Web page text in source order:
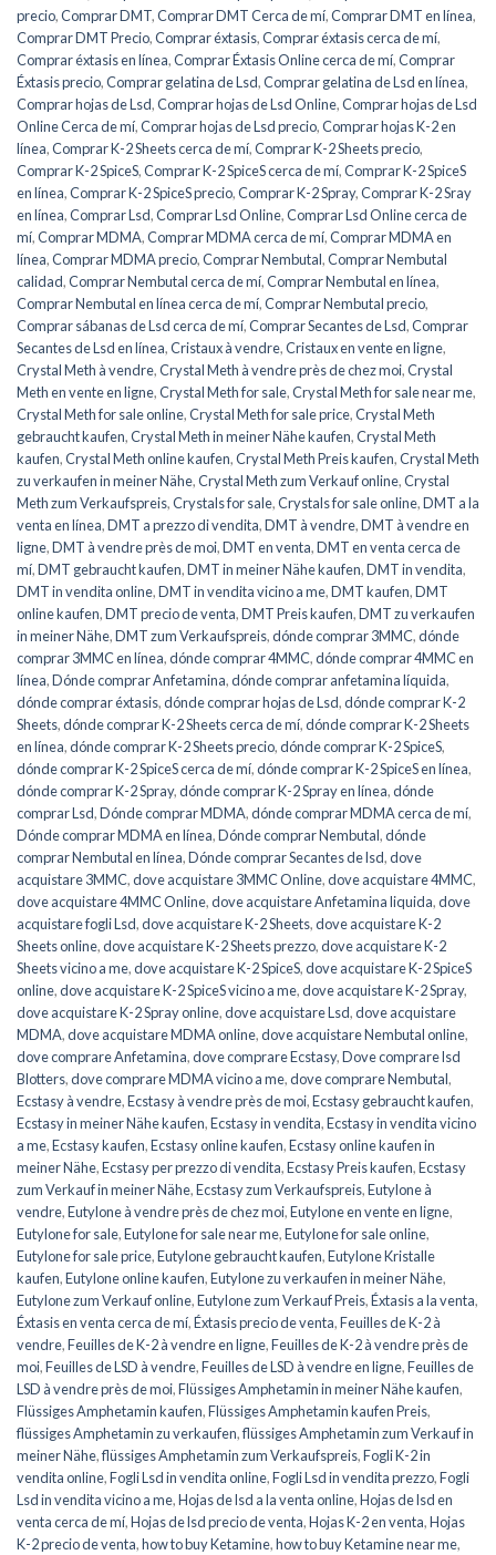
precio,Comprar DMT,Comprar DMT Cerca de mí,Comprar DMT en línea,
Comprar DMT Precio,Comprar éxtasis,Comprar éxtasis cerca de mí,
Comprar éxtasis en línea,Comprar Éxtasis Online cerca de mí,Comprar
Éxtasis precio,Comprar gelatina de Lsd,Comprar gelatina de Lsd en línea,
Comprar hojas de Lsd,Comprar hojas de Lsd Online,Comprar hojas de Lsd
Online Cerca de mí,Comprar hojas de Lsd precio,Comprar hojas K-2 en
línea,Comprar K-2 Sheets cerca de mí,Comprar K-2 Sheets precio,
Comprar K-2 SpiceS,Comprar K-2 SpiceS cerca de mí,Comprar K-2 SpiceS
en línea,Comprar K-2 SpiceS precio,Comprar K-2 Spray,Comprar K-2 Sray
en línea,Comprar Lsd,Comprar Lsd Online,Comprar Lsd Online cerca de
mí,Comprar MDMA,Comprar MDMA cerca de mí,Comprar MDMA en
línea,Comprar MDMA precio,Comprar Nembutal,Comprar Nembutal
calidad,Comprar Nembutal cerca de mí,Comprar Nembutal en línea,
Comprar Nembutal en línea cerca de mí,Comprar Nembutal precio,
Comprar sábanas de Lsd cerca de mí,Comprar Secantes de Lsd,Comprar
Secantes de Lsd en línea,Cristaux à vendre,Cristaux en vente en ligne,
Crystal Meth à vendre,Crystal Meth à vendre près de chez moi,Crystal
Meth en vente en ligne,Crystal Meth for sale,Crystal Meth for sale near me,
Crystal Meth for sale online,Crystal Meth for sale price,Crystal Meth
gebraucht kaufen,Crystal Meth in meiner Nähe kaufen,Crystal Meth
kaufen,Crystal Meth online kaufen,Crystal Meth Preis kaufen,Crystal Meth
zu verkaufen in meiner Nähe,Crystal Meth zum Verkauf online,Crystal
Meth zum Verkaufspreis,Crystals for sale,Crystals for sale online,DMT a la
venta en línea,DMT a prezzo di vendita,DMT à vendre,DMT à vendre en
ligne,DMT à vendre près de moi,DMT en venta,DMT en venta cerca de
mí,DMT gebraucht kaufen,DMT in meiner Nähe kaufen,DMT in vendita,
DMT in vendita online,DMT in vendita vicino a me,DMT kaufen,DMT
online kaufen,DMT precio de venta,DMT Preis kaufen,DMT zu verkaufen
in meiner Nähe,DMT zum Verkaufspreis,dónde comprar 3MMC,dónde
comprar 3MMC en línea,dónde comprar 4MMC,dónde comprar 4MMC en
línea,Dónde comprar Anfetamina,dónde comprar anfetamina líquida,
dónde comprar éxtasis,dónde comprar hojas de Lsd,dónde comprar K-2
Sheets,dónde comprar K-2 Sheets cerca de mí,dónde comprar K-2 Sheets
en línea,dónde comprar K-2 Sheets precio,dónde comprar K-2 SpiceS,
dónde comprar K-2 SpiceS cerca de mí,dónde comprar K-2 SpiceS en línea,
dónde comprar K-2 Spray,dónde comprar K-2 Spray en línea,dónde
comprar Lsd,Dónde comprar MDMA,dónde comprar MDMA cerca de mí,
Dónde comprar MDMA en línea,Dónde comprar Nembutal,dónde
comprar Nembutal en línea,Dónde comprar Secantes de lsd,dove
acquistare 3MMC,dove acquistare 3MMC Online,dove acquistare 4MMC,
dove acquistare 4MMC Online,dove acquistare Anfetamina liquida,dove
acquistare fogli Lsd,dove acquistare K-2 Sheets,dove acquistare K-2
Sheets online,dove acquistare K-2 Sheets prezzo,dove acquistare K-2
Sheets vicino a me,dove acquistare K-2 SpiceS,dove acquistare K-2 SpiceS
online,dove acquistare K-2 SpiceS vicino a me,dove acquistare K-2 Spray,
dove acquistare K-2 Spray online,dove acquistare Lsd,dove acquistare
MDMA,dove acquistare MDMA online,dove acquistare Nembutal online,
dove comprare Anfetamina,dove comprare Ecstasy,Dove comprare lsd
Blotters,dove comprare MDMA vicino a me,dove comprare Nembutal,
Ecstasy à vendre,Ecstasy à vendre près de moi,Ecstasy gebraucht kaufen,
Ecstasy in meiner Nähe kaufen,Ecstasy in vendita,Ecstasy in vendita vicino
a me,Ecstasy kaufen,Ecstasy online kaufen,Ecstasy online kaufen in
meiner Nähe,Ecstasy per prezzo di vendita,Ecstasy Preis kaufen,Ecstasy
zum Verkauf in meiner Nähe,Ecstasy zum Verkaufspreis,Eutylone à
vendre,Eutylone à vendre près de chez moi,Eutylone en vente en ligne,
Eutylone for sale,Eutylone for sale near me,Eutylone for sale online,
Eutylone for sale price,Eutylone gebraucht kaufen,Eutylone Kristalle
kaufen,Eutylone online kaufen,Eutylone zu verkaufen in meiner Nähe,
Eutylone zum Verkauf online,Eutylone zum Verkauf Preis,Éxtasis a la venta,
Éxtasis en venta cerca de mí,Éxtasis precio de venta,Feuilles de K-2 à
vendre,Feuilles de K-2 à vendre en ligne,Feuilles de K-2 à vendre près de
moi,Feuilles de LSD à vendre,Feuilles de LSD à vendre en ligne,Feuilles de
LSD à vendre près de moi,Flüssiges Amphetamin in meiner Nähe kaufen,
Flüssiges Amphetamin kaufen,Flüssiges Amphetamin kaufen Preis,
flüssiges Amphetamin zu verkaufen,flüssiges Amphetamin zum Verkauf in
meiner Nähe,flüssiges Amphetamin zum Verkaufspreis,Fogli K-2 in
vendita online,Fogli Lsd in vendita online,Fogli Lsd in vendita prezzo,Fogli
Lsd in vendita vicino a me,Hojas de lsd a la venta online,Hojas de lsd en
venta cerca de mí,Hojas de lsd precio de venta,Hojas K-2 en venta,Hojas
K-2 precio de venta,how to buy Ketamine,how to buy Ketamine near me,